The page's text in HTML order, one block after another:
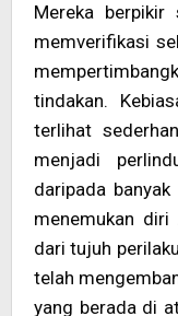
Mereka berpikir
memverifikasi
tindakan.
terlihat
menjadi
daripada
menemukan diri
dari tujuh
telah
yang berada di